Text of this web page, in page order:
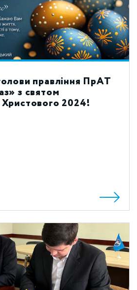
правління ПрАТ
з святом
Христового 2024!